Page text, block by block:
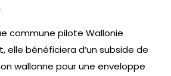
commune pilote Wallonie
elle bénéficiera d’un subside de
wallonne pour une enveloppe